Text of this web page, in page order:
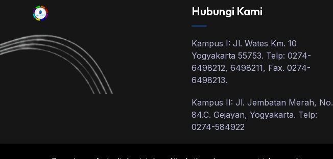
Hubungi Kami
Kampus I: Jl. Wates Km. 10
Yogyakarta 55753. Telp: 0274-
6498212, 6498211, Fax. 0274-
6498213.
Kampus II: Jl. Jembatan Merah, No.
84.C. Gejayan, Yogyakarta. Telp:
0274-584922